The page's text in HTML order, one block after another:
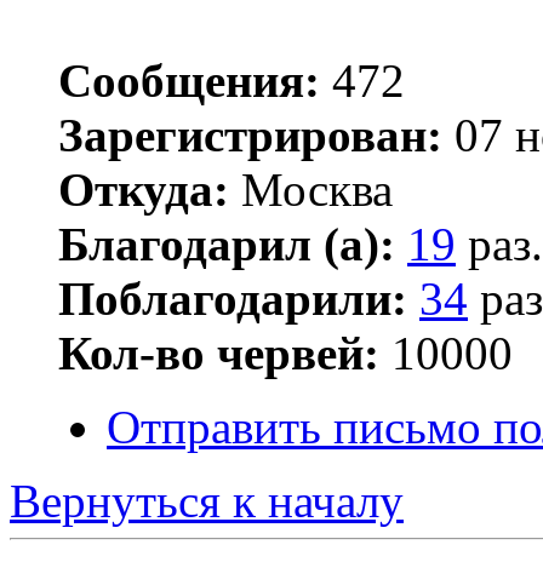
Сообщения: 472
Зарегистрирован: 07
Откуда: Москва
Благодарил (а): 19 раз.
Поблагодарили: 34
Кол-во червей: 10000
Отправить письмо
Вернуться к началу